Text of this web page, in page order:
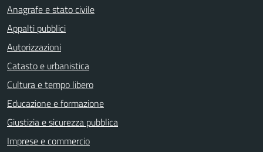
Anagrafe e stato civile
Appalti pubblici
Autorizzazioni
Catasto e urbanistica
Cultura e tempo libero
Educazione e formazione
Giustizia e sicurezza pubblica
Imprese e commercio